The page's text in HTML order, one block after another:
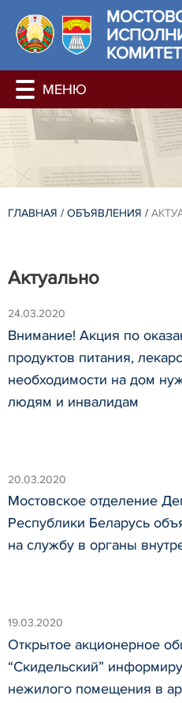
КОМИТЕТ
ГЛАВНАЯ / ОБЪЯВЛЕНИЯ /
Актуально
24.03.2020
Внимание! Акция по
продуктов питания,
необходимости на дом
людям и инвалидам
20.03.2020
Мостовское отделение
Республики Беларусь
на службу в органы
19.03.2020
Открытое акционерное
“Скидельский”
нежилого помещения в